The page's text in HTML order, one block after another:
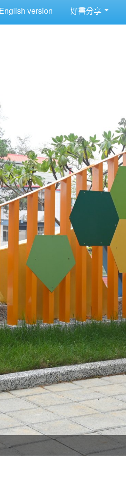
English version 好書分享